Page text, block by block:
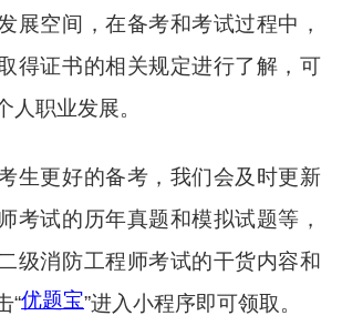
展空间，在备考和考试过程中，
得证书的相关规定进行了解，可
人职业发展。
生更好的备考，我们会及时更新
考试的历年真题和模拟试题等，
级消防工程师考试的干货内容和
“优题宝”进入小程序即可领取。